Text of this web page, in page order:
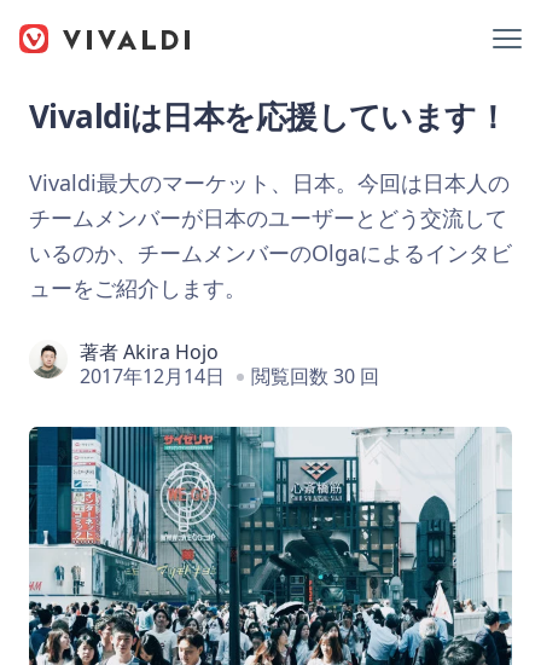
Vivaldiは日本を応援しています！
Vivaldi最大のマーケット、日本。今回は日本人の
チームメンバーが日本のユーザーとどう交流して
いるのか、チームメンバーのOlgaによるインタビ
ューをご紹介します。
著者Akira Hojo
2017年12月14日
閲覧回数 30 回